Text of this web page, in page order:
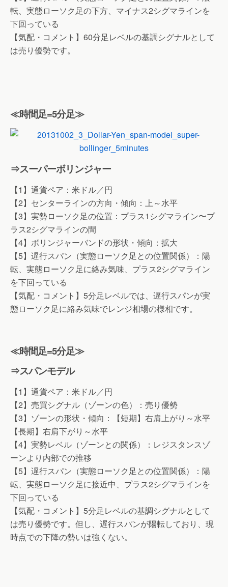
転、実態ローソク足の下方、マイナス2シグマラインを
下回っている
【気配・コメント】60分足レベルの基調シグナルとして
は売り優勢です。
≪時間足=5分足≫
⇒スーパーボリンジャー
【1】通貨ペア：米ドル／円
【2】センターラインの方向・傾向：上～水平
【3】実勢ローソク足の位置：プラス1シグマライン〜プ
ラス2シグマラインの間
【4】ボリンジャーバンドの形状・傾向：拡大
【5】遅行スパン（実態ローソク足との位置関係）：陽
転、実態ローソク足に絡み気味、プラス2シグマライン
を下回っている
【気配・コメント】5分足レベルでは、遅行スパンが実
態ローソク足に絡み気味でレンジ相場の様相です。
≪時間足=5分足≫
⇒スパンモデル
【1】通貨ペア：米ドル／円
【2】売買シグナル（ゾーンの色）：売り優勢
【3】ゾーンの形状・傾向：【短期】右肩上がり～水平
【長期】右肩下がり～水平
【4】実勢レベル（ゾーンとの関係）：レジスタンスゾ
ーンより内部での推移
【5】遅行スパン（実態ローソク足との位置関係）：陽
転、実態ローソク足に接近中、プラス2シグマラインを
下回っている
【気配・コメント】5分足レベルの基調シグナルとして
は売り優勢です。但し、遅行スパンが陽転しており、現
時点での下降の勢いは強くない。